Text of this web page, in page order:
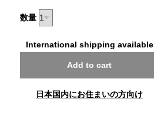
数量
International shipping available
Add to cart
日本国内にお住まいの方向け